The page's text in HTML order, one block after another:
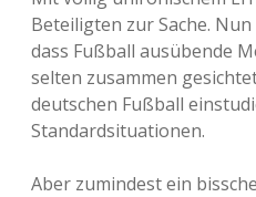
Beteiligten zur Sache.
dass Fußball ausübende
selten zusammen
deutschen Fußball
Standardsituationen.
Aber zumindest ein